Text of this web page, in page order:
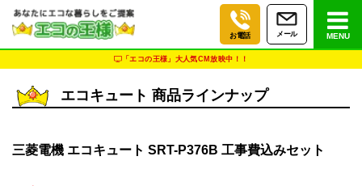
お電話 メール MENU
「エコの王様」大人気CM放映中！！
エコキュート 商品ラインナップ
三菱電機 エコキュート SRT-P376B 工事費込みセット